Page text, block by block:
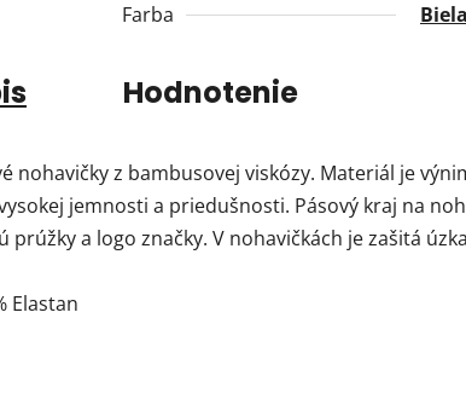
Farba
Biela
Hodnotenie
nohavičky z bambusovej viskózy. Materiál je
jemnosti a priedušnosti. Pásový kraj na
a logo značky. V nohavičkách je zašitá
Elastan